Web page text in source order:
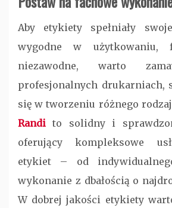
Aby etykiety spełniały
wygodne w użytkowaniu,
niezawodne, warto
profesjonalnych drukarniach,
się w tworzeniu różnego
Randi to solidny i
oferujący kompleksowe
etykiet – od
wykonanie z dbałością o
W dobrej jakości etykiety